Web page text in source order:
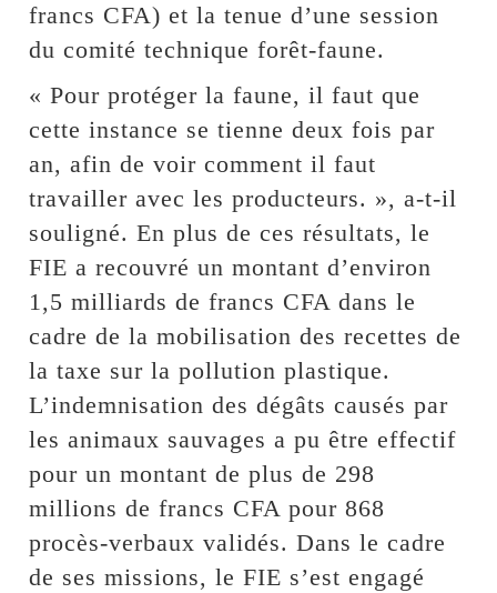
francs CFA) et la tenue d’une session
du comité technique forêt-faune.
« Pour protéger la faune, il faut que
cette instance se tienne deux fois par
an, afin de voir comment il faut
travailler avec les producteurs. », a-t-il
souligné. En plus de ces résultats, le
FIE a recouvré un montant d’environ
1,5 milliards de francs CFA dans le
cadre de la mobilisation des recettes de
la taxe sur la pollution plastique.
L’indemnisation des dégâts causés par
les animaux sauvages a pu être effectif
pour un montant de plus de 298
millions de francs CFA pour 868
procès-verbaux validés. Dans le cadre
de ses missions, le FIE s’est engagé